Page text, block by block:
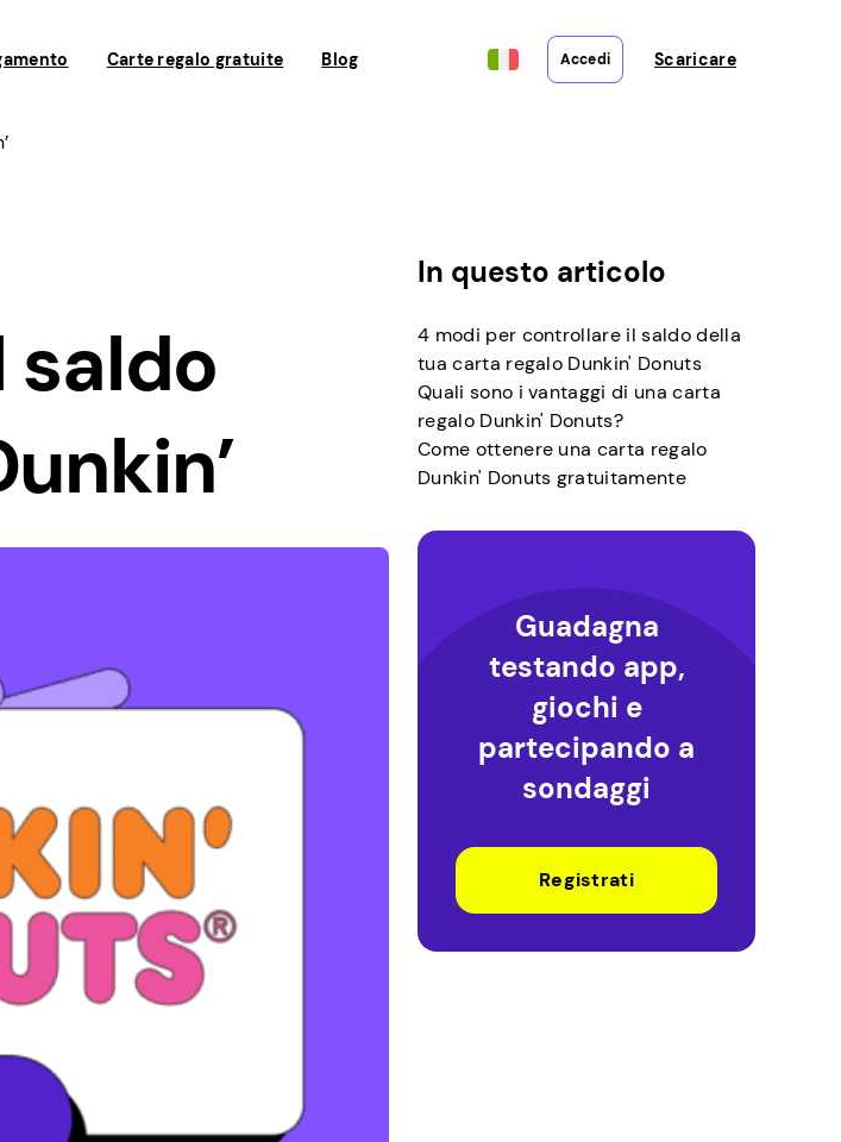
Carte regalo gratuite Blog Accedi Scaricare
In questo articolo
4 modi per controllare il saldo della
tua carta regalo Dunkin' Donuts
Quali sono i vantaggi di una carta
regalo Dunkin' Donuts?
Come ottenere una carta regalo
Dunkin' Donuts gratuitamente
Guadagna
testando app,
giochi e
partecipando a
sondaggi
Registrati